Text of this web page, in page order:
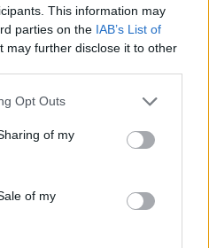
This information may
parties on the IAB’s List of
may further disclose it to other
Opt Outs
of my
of my